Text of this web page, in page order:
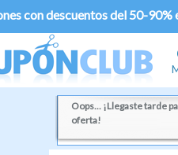
con descuentos del 50-90%
Oops... ¡Llegaste tarde
oferta!